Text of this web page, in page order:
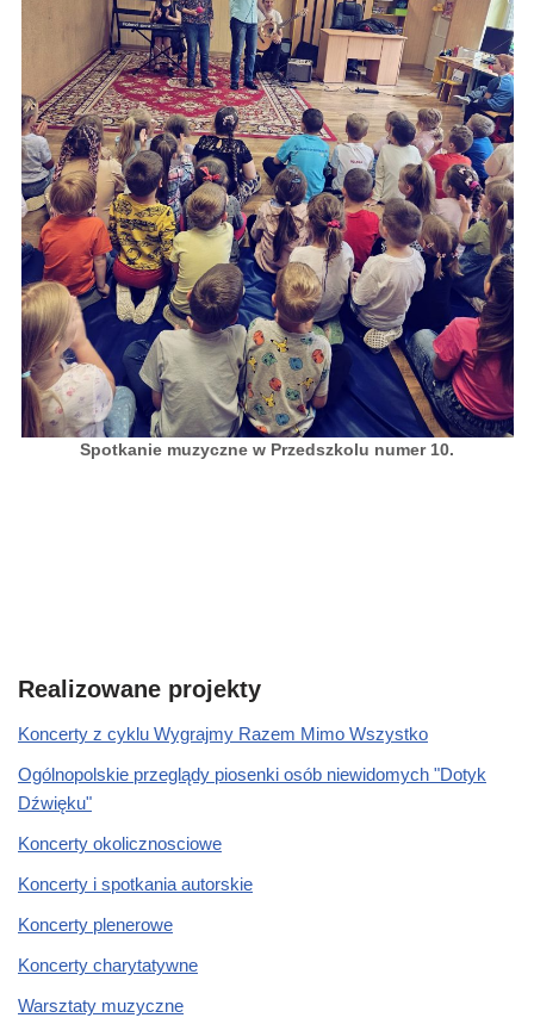
Spotkanie muzyczne w Przedszkolu numer 10.
Realizowane projekty
Koncerty z cyklu Wygrajmy Razem Mimo Wszystko
Ogólnopolskie przeglądy piosenki osób niewidomych "Dotyk
Dźwięku"
Koncerty okolicznosciowe
Koncerty i spotkania autorskie
Koncerty plenerowe
Koncerty charytatywne
Warsztaty muzyczne